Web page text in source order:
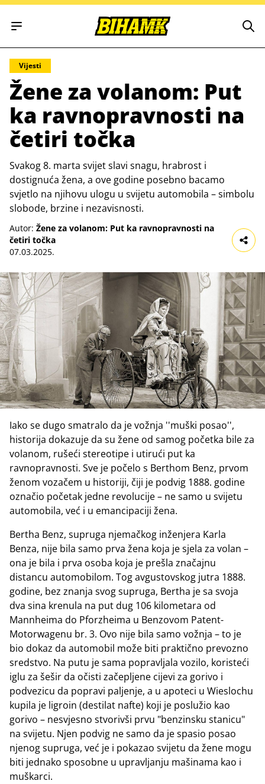
Open main menu
Vijesti
Žene za volanom: Put
ka ravnopravnosti na
četiri točka
Svakog 8. marta svijet slavi snagu, hrabrost i
dostignuća žena, a ove godine posebno bacamo
svjetlo na njihovu ulogu u svijetu automobila – simbolu
slobode, brzine i nezavisnosti.
Autor: Žene za volanom: Put ka ravnopravnosti na
četiri točka
07.03.2025.
Iako se dugo smatralo da je vožnja ''muški posao'',
historija dokazuje da su žene od samog početka bile za
volanom, rušeći stereotipe i utirući put ka
ravnopravnosti. Sve je počelo s Berthom Benz, prvom
ženom vozačem u historiji, čiji je podvig 1888. godine
označio početak jedne revolucije – ne samo u svijetu
automobila, već i u emancipaciji žena.
Bertha Benz, supruga njemačkog inženjera Karla
Benza, nije bila samo prva žena koja je sjela za volan –
ona je bila i prva osoba koja je prešla značajnu
distancu automobilom. Tog avgustovskog jutra 1888.
godine, bez znanja svog supruga, Bertha je sa svoja
dva sina krenula na put dug 106 kilometara od
Mannheima do Pforzheima u Benzovom Patent-
Motorwagenu br. 3. Ovo nije bila samo vožnja – to je
bio dokaz da automobil može biti praktično prevozno
sredstvo. Na putu je sama popravljala vozilo, koristeći
iglu za šešir da očisti začepljene cijevi za gorivo i
podvezicu da popravi paljenje, a u apoteci u Wieslochu
kupila je ligroin (destilat nafte) koji je poslužio kao
gorivo – nesvjesno stvorivši prvu "benzinsku stanicu"
na svijetu. Njen podvig ne samo da je spasio posao
njenog supruga, već je i pokazao svijetu da žene mogu
biti jednako sposobne u upravljanju mašinama kao i
muškarci.